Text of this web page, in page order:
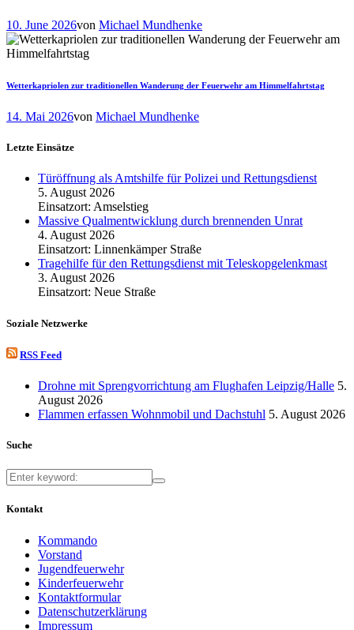
10. June 2026von Michael Mundhenke
Wetterkapriolen zur traditionellen Wanderung der Feuerwehr am Himmelfahrtstag
14. Mai 2026von Michael Mundhenke
Letzte Einsätze
Türöffnung als Amtshilfe für Polizei und Rettungsdienst
5. August 2026
Einsatzort: Amselstieg
Massive Qualmentwicklung durch brennenden Unrat
4. August 2026
Einsatzort: Linnenkämper Straße
Tragehilfe für den Rettungsdienst mit Teleskopgelenkmast
3. August 2026
Einsatzort: Neue Straße
Soziale Netzwerke
RSS Feed
Drohne mit Sprengvorrichtung am Flughafen Leipzig/Halle 5.
August 2026
Flammen erfassen Wohnmobil und Dachstuhl 5. August 2026
Suche
Kontakt
Kommando
Vorstand
Jugendfeuerwehr
Kinderfeuerwehr
Kontaktformular
Datenschutzerklärung
Impressum